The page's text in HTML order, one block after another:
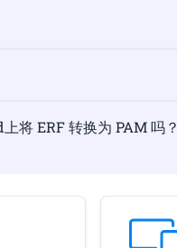
将 ERF 转换为 PAM 吗？